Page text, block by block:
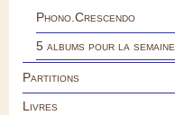
Phono.Crescendo
5 albums pour la semaine
Partitions
Livres